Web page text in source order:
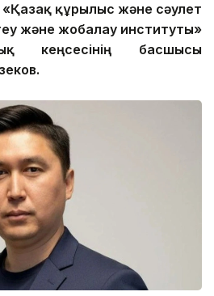
«Қазақ құрылыс және сәулет
және жобалау институты»
кеңсесінің басшысы